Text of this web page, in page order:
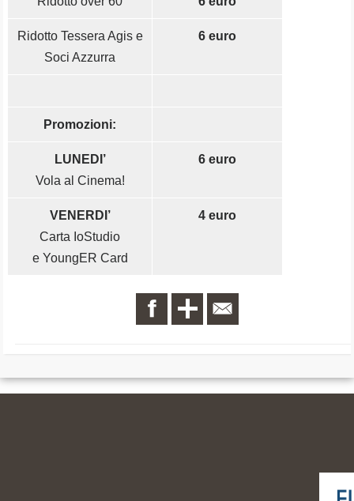
Ridotto Tessera Agis e
Soci Azzurra
6 euro
Promozioni:
LUNEDI’
Vola al Cinema!
6 euro
VENERDI’
Carta IoStudio
e YoungER Card
4 euro